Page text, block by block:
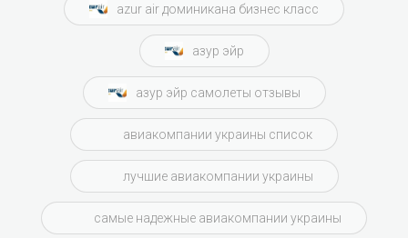
azur air доминикана бизнес класс
азур эйр
азур эйр самолеты отзывы
авиакомпании украины список
лучшие авиакомпании украины
самые надежные авиакомпании украины